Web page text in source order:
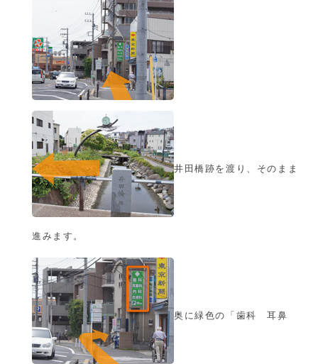
井田橋跡を渡り、そのまま
進みます。
奥に緑色の「歯科 耳鼻